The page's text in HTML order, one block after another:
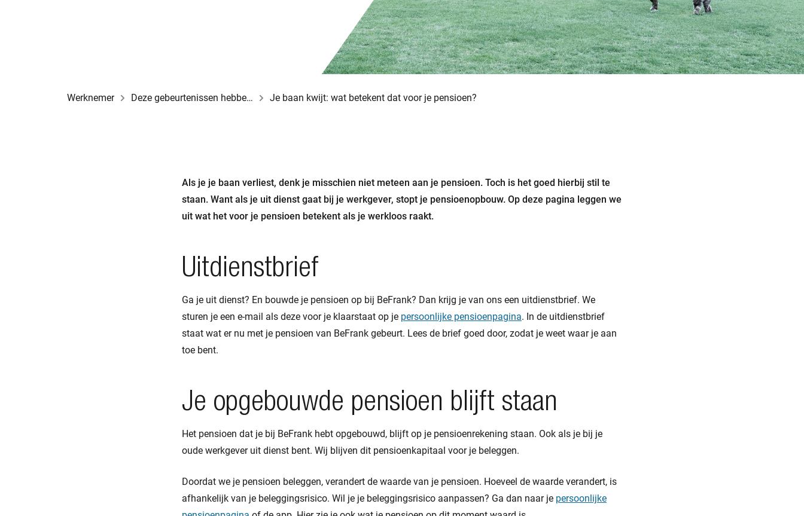
Werknemer Deze gebeurtenissen hebben invloed op je pensioen Je baan kwijt: wat betekent dat voor je pensioen?
Als je je baan verliest, denk je misschien niet meteen aan je pensioen. Toch is het goed hierbij stil te
staan. Want als je uit dienst gaat bij je werkgever, stopt je pensioenopbouw. Op deze pagina leggen we
uit wat het voor je pensioen betekent als je werkloos raakt.
Uitdienstbrief
Ga je uit dienst? En bouwde je pensioen op bij BeFrank? Dan krijg je van ons een uitdienstbrief. We
sturen je een e-mail als deze voor je klaarstaat op je persoonlijke pensioenpagina. In de uitdienstbrief
staat wat er nu met je pensioen van BeFrank gebeurt. Lees de brief goed door, zodat je weet waar je aan
toe bent.
Je opgebouwde pensioen blijft staan
Het pensioen dat je bij BeFrank hebt opgebouwd, blijft op je pensioenrekening staan. Ook als je bij je
oude werkgever uit dienst bent. Wij blijven dit pensioenkapitaal voor je beleggen.
Doordat we je pensioen beleggen, verandert de waarde van je pensioen. Hoeveel de waarde verandert, is
afhankelijk van je beleggingsrisico. Wil je je beleggingsrisico aanpassen? Ga dan naar je persoonlijke